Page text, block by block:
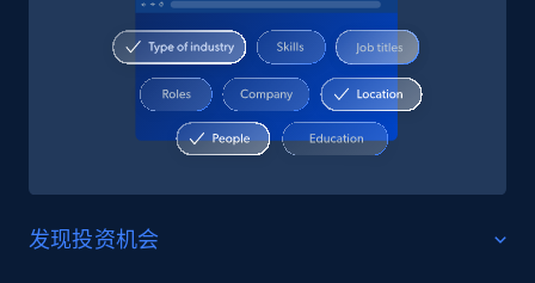
发现投资机会